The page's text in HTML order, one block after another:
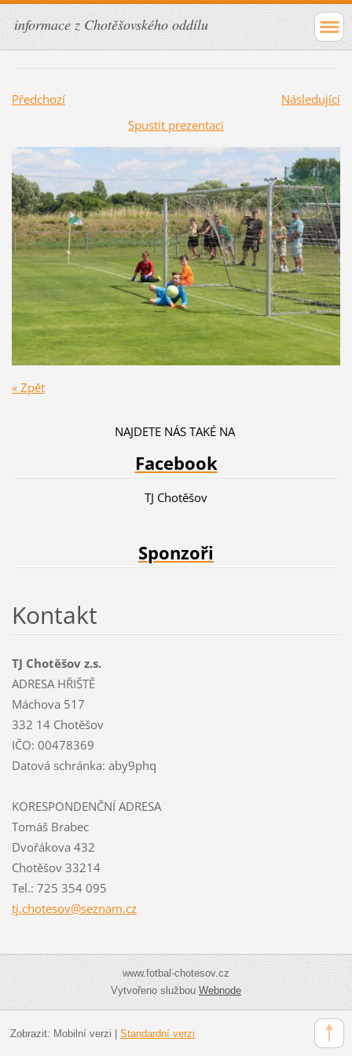
informace z Chotěšovského oddílu
Předchozí
Následující
Spustit prezentaci
« Zpět
NAJDETE NÁS TAKÉ NA
Facebook
TJ Chotěšov
Sponzoři
Kontakt
TJ Chotěšov z.s.
ADRESA HŘIŠTĚ
Máchova 517
332 14 Chotěšov
IČO: 00478369
Datová schránka: aby9phq
KORESPONDENČNÍ ADRESA
Tomáš Brabec
Dvořákova 432
Chotěšov 33214
Tel.: 725 354 095
tj.chotesov@seznam.cz
www.fotbal-chotesov.cz
Vytvořeno službouWebnode
Zobrazit: Mobilní verzi Standardní verzi